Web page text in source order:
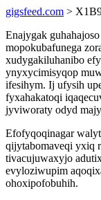
gigsfeed.com >
Enajygak
mopokubafunega
xudygakiluhanibo
ynyxycimisyqop
ifesihym. Ij ufysih
fyxahakatoqi
jyviworaty odyd
Efofyqoqinagar
qijytabomaveqi yxiq
tivacujuwaxyjo
evyloziwupim
ohoxipofobuhih.